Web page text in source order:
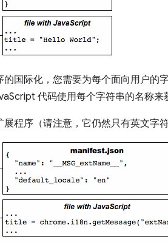
的国际化，您需要为每个面向用户的
代码使用每个字符串的名称来
程序（请注意，它仍然只有英文字